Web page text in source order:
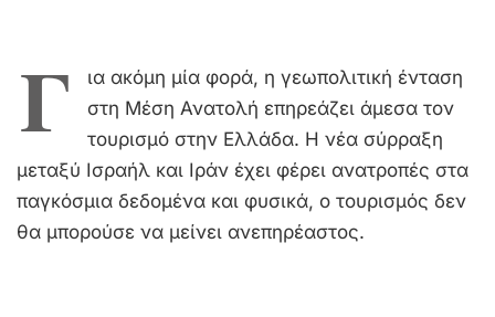
Γ
ια ακόμη μία φορά, η γεωπολιτική ένταση
στη Μέση Ανατολή επηρεάζει άμεσα τον
τουρισμό στην Ελλάδα. Η νέα σύρραξη
μεταξύ Ισραήλ και Ιράν έχει φέρει ανατροπές στα
παγκόσμια δεδομένα και φυσικά, ο τουρισμός δεν
θα μπορούσε να μείνει ανεπηρέαστος.